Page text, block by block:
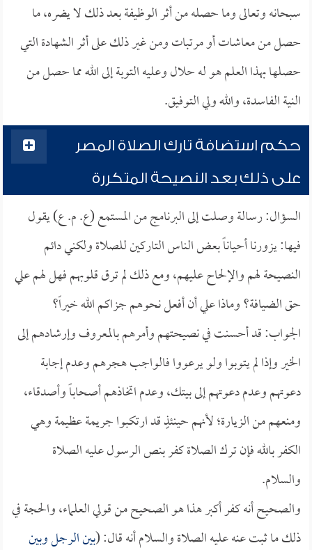
سبحانه وتعالى وما حصله من أثر الوظيفة بعد ذلك لا يضره، ما
حصل من معاشات أو مرتبات ومن غير ذلك على أثر الشهادة التي
حصلها بهذا العلم هو له حلال وعليه التوبة إلى الله مما حصل من
النية الفاسدة، والله ولي التوفيق.
حكم استضافة تارك الصلاة المصر
على ذلك بعد النصيحة المتكررة
السؤال: رسالة وصلت إلى البرنامج من المستمع (ع. م. ع) يقول
فيها: يزورنا أحياناً بعض الناس التاركين للصلاة ولكني دائم
النصيحة لهم والإلحاح عليهم، ومع ذلك لم ترق قلوبهم فهل لهم علي
حق الضيافة؟ وماذا علي أن أفعل نحوهم جزاكم الله خيراً؟
الجواب: قد أحسنت في نصيحتهم وأمرهم بالمعروف وإرشادهم إلى
الخير وإذا لم يتوبوا ولو يرعووا فالواجب هجرهم وعدم إجابة
دعوتهم وعدم دعوتهم إلى بيتك، وعدم اتخاذهم أصحاباً وأصدقاء،
ومنعهم من الزيارة؛ لأنهم حينئذٍ قد ارتكبوا جريمة عظيمة وهي
الكفر بالله فإن ترك الصلاة كفر بنص الرسول عليه الصلاة
والسلام.
والصحيح أنه كفر أكبر هذا هو الصحيح من قولي العلماء، والحجة في
ذلك ما ثبت عنه عليه الصلاة والسلام أنه قال: (بين الرجل وبين